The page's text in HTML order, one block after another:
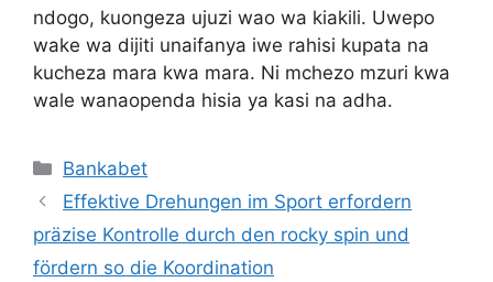
ndogo, kuongeza ujuzi wao wa kiakili. Uwepo
wake wa dijiti unaifanya iwe rahisi kupata na
kucheza mara kwa mara. Ni mchezo mzuri kwa
wale wanaopenda hisia ya kasi na adha.
Kategoriler
Bankabet
Effektive Drehungen im Sport erfordern
präzise Kontrolle durch den rocky spin und
fördern so die Koordination